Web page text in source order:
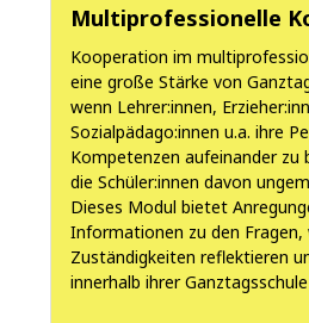
Multiprofessionelle
Kooperation im
eine große Stärke von
wenn Lehrer:innen,
Sozialpädago:innen u.a. ihre
Kompetenzen aufeinander zu
die Schüler:innen davon
Dieses Modul bietet
Informationen zu den Fragen,
Zuständigkeiten reflektieren
innerhalb ihrer